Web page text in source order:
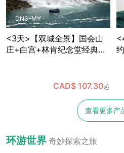
DN3-MY
<3天>【双城全景】国会山
庄+白宫+林肯纪念堂经典地
凌空，纽约往返CAD$ 107.30起
查看更多产
环游世界 奇妙探索之旅